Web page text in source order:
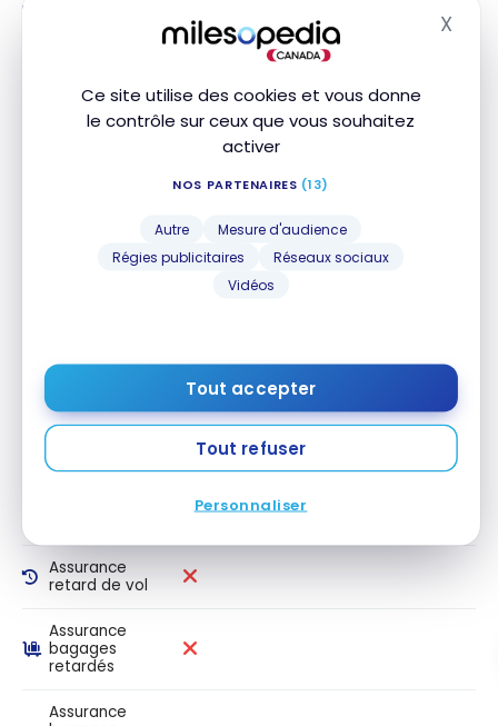
Ce site utilise des cookies et vous donne
le contrôle sur ceux que vous souhaitez
activer
NOS PARTENAIRES (13)
Autre
Mesure d'audience
Régies publicitaires
Réseaux sociaux
Vidéos
Tout accepter
Tout refuser
Personnaliser
X
Assurance
médicale de
voyage
Assurance
de voyage
accidents de
Assurance
retard de vol
Assurance
bagages
retardés
Assurance